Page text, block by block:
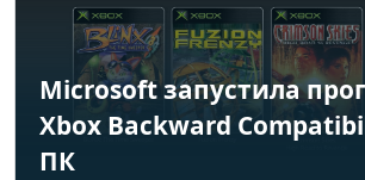
Microsoft запустила
Xbox Backward
ПК